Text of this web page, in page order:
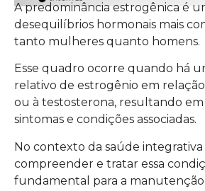
A predominância estrogênica é
desequilíbrios hormonais mais
tanto mulheres quanto homens.
Esse quadro ocorre quando há
relativo de estrogênio em
ou à testosterona, resultando
sintomas e condições associadas.
No contexto da saúde
compreender e tratar essa
fundamental para a